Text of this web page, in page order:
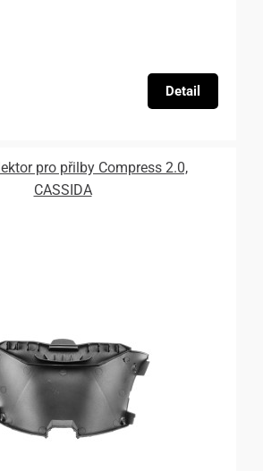
Detail
pro přilby Compress 2.0,
CASSIDA